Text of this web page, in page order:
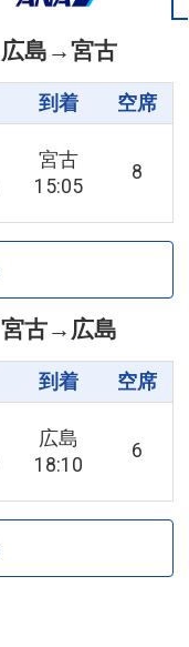
広島 →宮古
到着 空席
宮古
15:05
8
宮古→ 広島
到着 空席
広島
18:10
6